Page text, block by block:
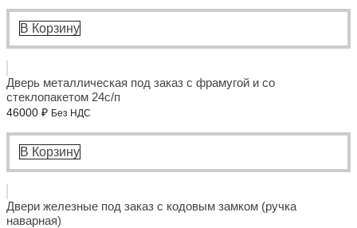
В Корзину
Дверь металлическая под заказ с фрамугой и со
стеклопакетом 24с/п
46000 ₽ Без НДС
В Корзину
Двери железные под заказ с кодовым замком (ручка
наварная)